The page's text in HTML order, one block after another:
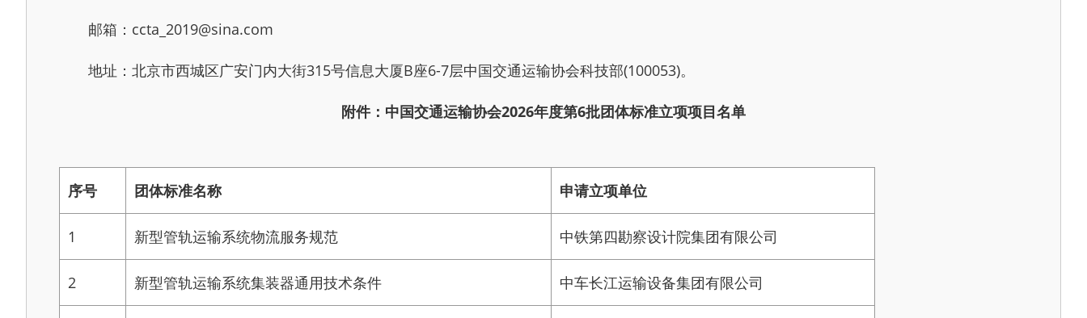
邮箱：ccta_2019@sina.com
地址：北京市西城区广安门内大街315号信息大厦B座6-7层中国交通运输协会科技部(100053)。
附件：中国交通运输协会2026年度第6批团体标准立项项目名单
序号 团体标准名称 申请立项单位
1 新型管轨运输系统物流服务规范 中铁第四勘察设计院集团有限公司
2 新型管轨运输系统集装器通用技术条件 中车长江运输设备集团有限公司